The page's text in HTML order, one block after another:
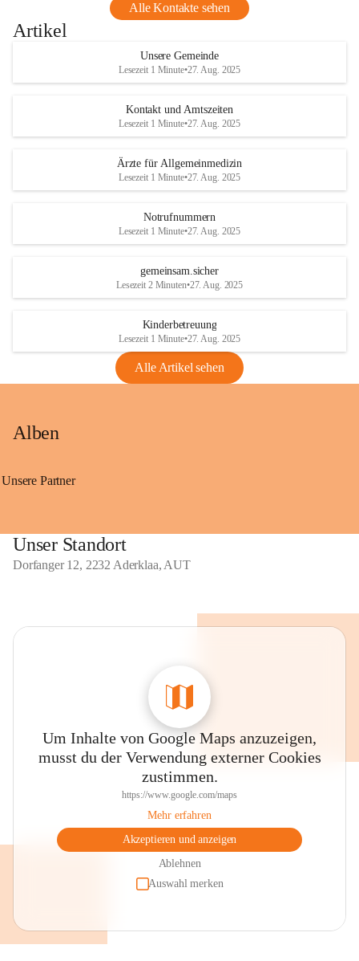
Alle Kontakte sehen
Artikel
Unsere Gemeinde
Lesezeit 1 Minute•27. Aug. 2025
Kontakt und Amtszeiten
Lesezeit 1 Minute•27. Aug. 2025
Ärzte für Allgemeinmedizin
Lesezeit 1 Minute•27. Aug. 2025
Notrufnummern
Lesezeit 1 Minute•27. Aug. 2025
gemeinsam.sicher
Lesezeit 2 Minuten•27. Aug. 2025
Kinderbetreuung
Lesezeit 1 Minute•27. Aug. 2025
Alle Artikel sehen
Alben
Unsere Partner
Unser Standort
Dorfanger 12, 2232 Aderklaa, AUT
Um Inhalte von Google Maps anzuzeigen,
musst du der Verwendung externer Cookies
zustimmen.
https://www.google.com/maps
Mehr erfahren
Akzeptieren und anzeigen
Ablehnen
Auswahl merken